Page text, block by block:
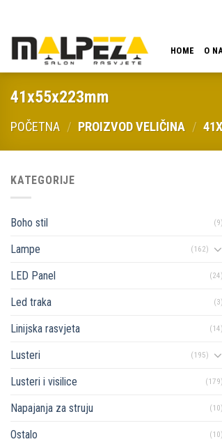
content
HOME O
41x55x223mm
POČETNA / PROIZVOD VELIČINA /
KATEGORIJE
Boho stil (9)
Lampe (162)
LED Panel (24)
Led traka (3)
Linijska rasvjeta (14)
Lusteri (195)
Lusteri i visilice (179)
Napajanja za struju (10)
Ostalo (10)